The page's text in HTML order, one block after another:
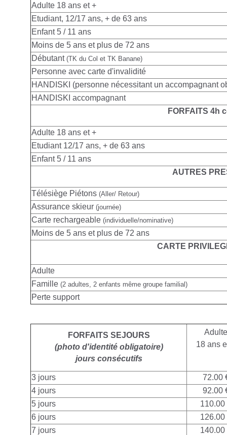
Adulte 18 ans et +
Etudiant, 12/17 ans, + de 63 ans
Enfant 5 / 11 ans
Moins de 5 ans et plus de 72 ans
Débutant (TK du Col et TK Banane)
Personne avec carte d'invalidité
HANDISKI (personne nécessitant un accompagnant
HANDISKI accompagnant
FORFAITS 4h
Adulte 18 ans et +
Etudiant 12/17 ans, + de 63 ans
Enfant 5 / 11 ans
AUTRES
Télésiège Piétons (Aller/ Retour)
Assurance skieur (journée)
Carte rechargeable (individuelle/nominative)
Moins de 5 ans et plus de 72 ans
CARTE
Adulte
Famille (2 adultes, 2 enfants même groupe familial)
Perte support
FORFAITS SEJOURS
(photo d'identité obligatoire)
jours consécutifs
Adulte
18 ans
3 jours
72.00
4 jours
92.00
5 jours
110.00
6 jours
126.00
7 jours
140.00